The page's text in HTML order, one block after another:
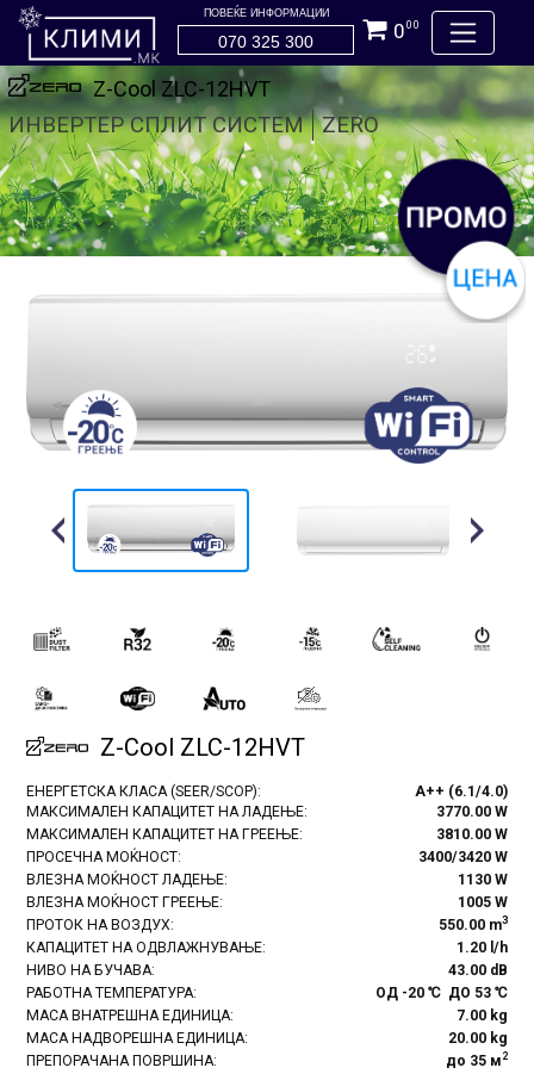
ПОВЕЌЕ ИНФОРМАЦИИ
070 325 300 000
Z-Cool ZLC-12HVT
ИНВЕРТЕР СПЛИТ СИСТЕМ ZERO
Previous Next
Z-Cool ZLC-12HVT
ЕНЕРГЕТСКА КЛАСА (SEER/SCOP):
A++ (6.1/4.0)
МАКСИМАЛЕН КАПАЦИТЕТ НА ЛАДЕЊЕ:
3770.00 W
МАКСИМАЛЕН КАПАЦИТЕТ НА ГРЕЕЊЕ:
3810.00 W
ПРОСЕЧНА МОЌНОСТ:
3400/3420 W
ВЛЕЗНА МОЌНОСТ ЛАДЕЊЕ:
1130 W
ВЛЕЗНА МОЌНОСТ ГРЕЕЊЕ:
1005 W
ПРОТОК НА ВОЗДУХ:
550.00 m3
КАПАЦИТЕТ НА ОДВЛАЖНУВАЊЕ:
1.20 l/h
НИВО НА БУЧАВА:
43.00 dB
РАБОТНА ТЕМПЕРАТУРА:
ОД -20 ℃ ДО 53 ℃
МАСА ВНАТРЕШНА ЕДИНИЦА:
7.00 kg
МАСА НАДВОРЕШНА ЕДИНИЦА:
20.00 kg
ПРЕПОРАЧАНА ПОВРШИНА:
до 35 м2